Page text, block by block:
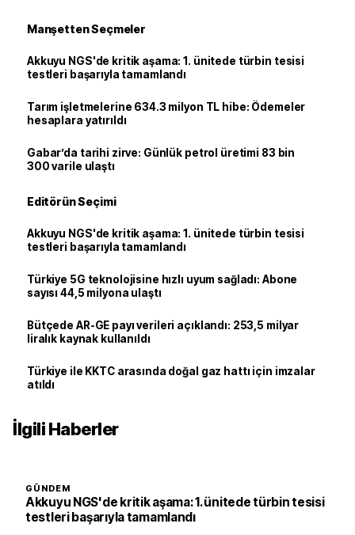
Manşetten Seçmeler
Akkuyu NGS'de kritik aşama: 1. ünitede türbin tesisi
testleri başarıyla tamamlandı
Tarım işletmelerine 634.3 milyon TL hibe: Ödemeler
hesaplara yatırıldı
Gabar’da tarihi zirve: Günlük petrol üretimi 83 bin
300 varile ulaştı
Editörün Seçimi
Akkuyu NGS'de kritik aşama: 1. ünitede türbin tesisi
testleri başarıyla tamamlandı
Türkiye 5G teknolojisine hızlı uyum sağladı: Abone
sayısı 44,5 milyona ulaştı
Bütçede AR-GE payı verileri açıklandı: 253,5 milyar
liralık kaynak kullanıldı
Türkiye ile KKTC arasında doğal gaz hattı için imzalar
atıldı
İlgili Haberler
GÜNDEM
Akkuyu NGS'de kritik aşama: 1. ünitede türbin tesisi
testleri başarıyla tamamlandı